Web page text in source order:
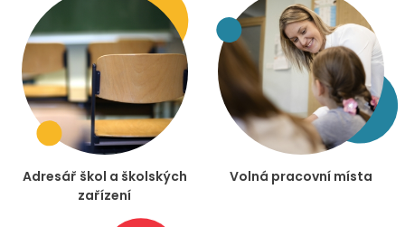
Adresář škol a školských
zařízení
Volná pracovní místa